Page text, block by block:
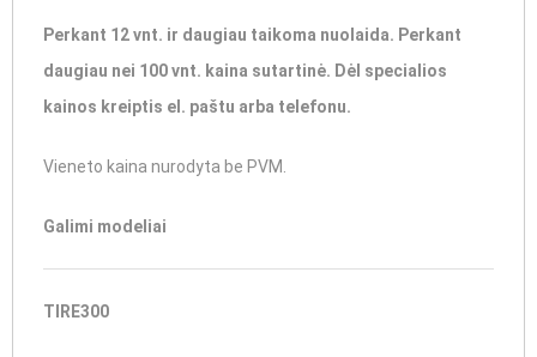
Perkant 12 vnt. ir daugiau taikoma nuolaida. Perkant
daugiau nei 100 vnt. kaina sutartinė. Dėl specialios
kainos kreiptis el. paštu arba telefonu.
Vieneto kaina nurodyta be PVM.
Galimi modeliai
TIRE300